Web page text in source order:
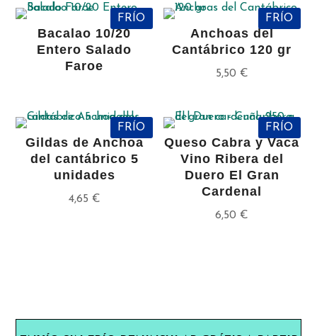
FRÍO
Bacalao 10/20
Entero Salado
Faroe
FRÍO
Anchoas del
Cantábrico 120 gr
5,50 €
FRÍO
Gildas de Anchoa
del cantábrico 5
unidades
4,65 €
FRÍO
Queso Cabra y Vaca
Vino Ribera del
Duero El Gran
Cardenal
6,50€